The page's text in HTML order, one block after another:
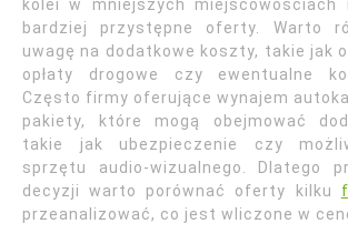
kolei w mniejszych miejscowościach
bardziej przystępne oferty. Warto
uwagę na dodatkowe koszty, takie jak
opłaty drogowe czy ewentualne
Często firmy oferujące wynajem
pakiety, które mogą obejmować
takie jak ubezpieczenie czy
sprzętu audio-wizualnego. Dlatego
decyzji warto porównać oferty kilku
przeanalizować, co jest wliczone w